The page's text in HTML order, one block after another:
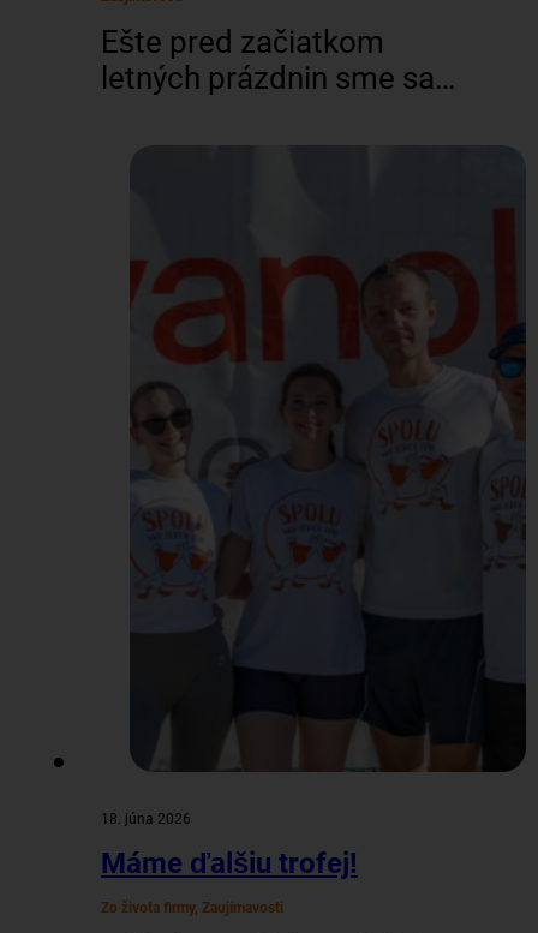
Ešte pred začiatkom
letných prázdnin sme sa
Štefánika v Bratislave,
cestujúcich. Spolu s
naším maskotom sme
oslovovali ľudí, ktorí
cestovali za oddychom,
dovolenkou a iným
dobrodružstvom. Dali
sme im možnosť zatočiť
kolesom šťastia a vyhrať
tak rôzne ceny – Pelikán
merch či rôzne zľavy…
18. júna 2026
Máme ďalšiu trofej!
Zo života firmy, Zaujímavosti